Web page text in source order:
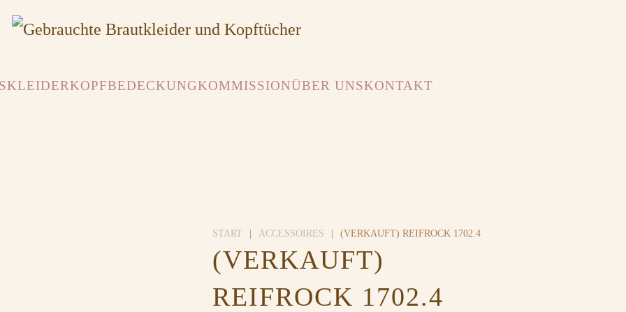
KOPFBEDECKUNGKOMMISSIONÜBER UNSKONTAKT
START ACCESSOIRES (VERKAUFT) REIFROCK 1702.4
(VERKAUFT)
REIFROCK 1702.4